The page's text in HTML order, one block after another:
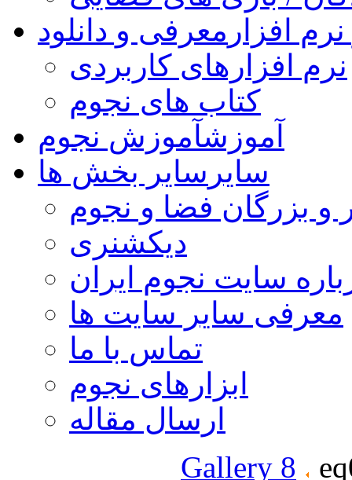
افزار معرفی و دانلود
نرم افزارهای کاربردی
کتاب های نجوم
آموزشآموزش نجوم
سایر سایر بخش ها
و بزرگان فضا و نجوم
دیکشنری
سایت نجوم ایران
معرفی سایر سایت ها
تماس با ما
ابزارهای نجوم
ارسال مقاله
Gallery 8